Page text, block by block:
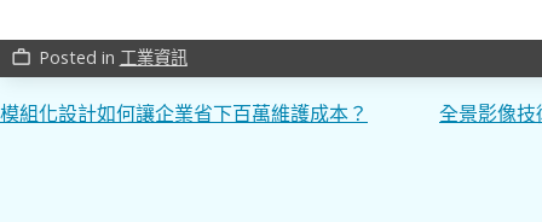
work_outline Posted in 工業資訊
文
模組化設計如何讓企業省下百萬維護成本？ 全景影像